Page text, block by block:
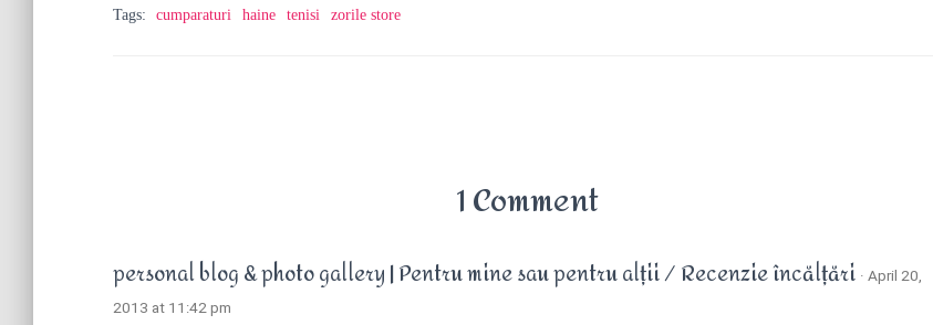
Tags: cumparaturi haine tenisi zorile store
1 Comment
personal blog & photo gallery | Pentru mine sau pentru alții / Recenzie încălțări · April 20,
2013 at 11:42 pm